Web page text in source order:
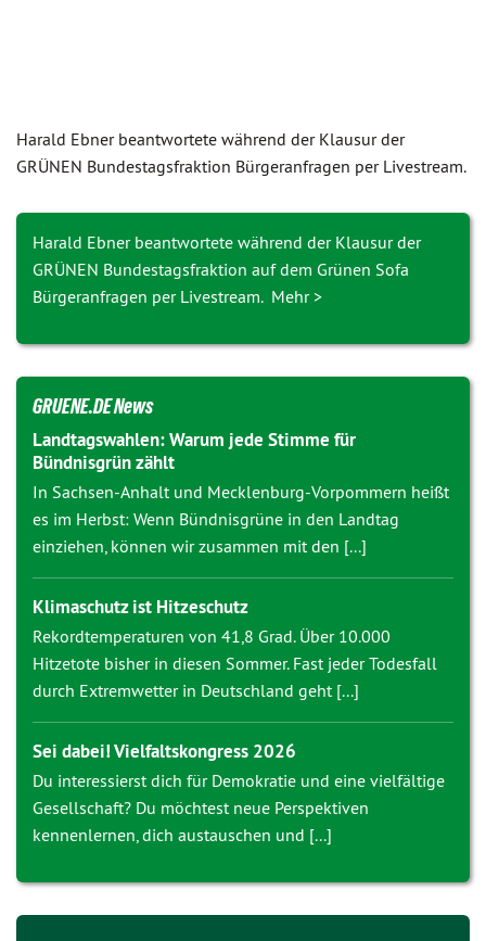
Harald Ebner beantwortete während der Klausur der
GRÜNEN Bundes­tags­fraktion Bürgeranfragen per Livestream.
Harald Ebner beantwortete während der Klausur der
GRÜNEN Bundestagsfraktion auf dem Grünen Sofa
Bürgeranfragen per Livestream. Mehr >
GRUENE.DE News
Landtagswahlen: Warum jede Stimme für
Bündnisgrün zählt
In Sachsen-Anhalt und Mecklenburg-Vorpommern heißt
es im Herbst: Wenn Bündnisgrüne in den Landtag
einziehen, können wir zusammen mit den [...]
Klimaschutz ist Hitzeschutz
Rekordtemperaturen von 41,8 Grad. Über 10.000
Hitzetote bisher in diesen Sommer. Fast jeder Todesfall
durch Extremwetter in Deutschland geht [...]
Sei dabei! Vielfaltskongress 2026
Du interessierst dich für Demokratie und eine vielfältige
Gesellschaft? Du möchtest neue Perspektiven
kennenlernen, dich austauschen und [...]